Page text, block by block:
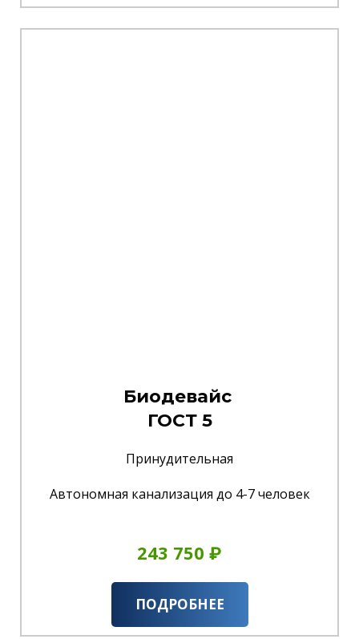
Биодевайс
ГОСТ 5
Принудительная
Автономная канализация до 4-7 человек
243 750 ₽
ПОДРОБНЕЕ